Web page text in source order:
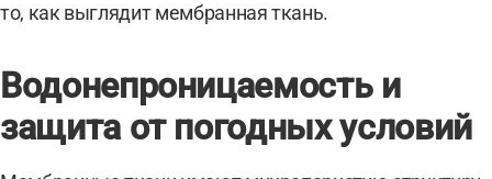
то, как выглядит мембранная ткань.
Водонепроницаемость и
защита от погодных условий